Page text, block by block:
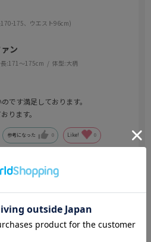
175、ウエスト96cm)
ン
:171～175cm 体型:大柄
です満足しております。
ります。
参考になった 0 Like! 0
ビューを書く